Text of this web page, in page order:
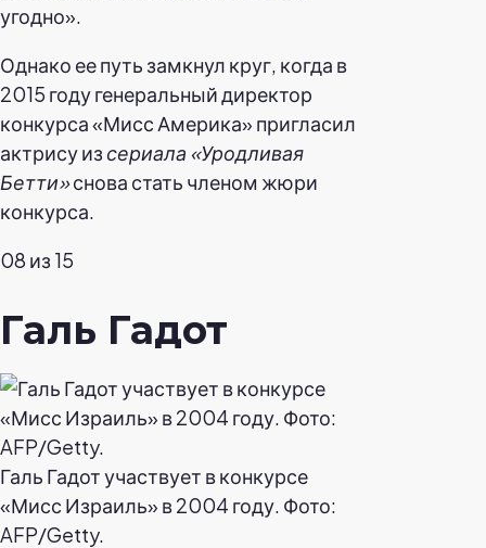
угодно».
Однако ее путь замкнул круг, когда в
2015 году генеральный директор
конкурса «Мисс Америка» пригласил
актрису изсериала «Уродливая
Бетти»снова стать членом жюри
конкурса.
08 из 15
Галь Гадот
Галь Гадот участвует в конкурсе
«Мисс Израиль» в 2004 году. Фото:
AFP/Getty.